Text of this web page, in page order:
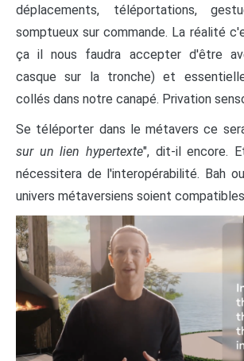
déplacements, téléportations,
somptueux sur commande. La réalité
ça il nous faudra accepter d'être
casque sur la tronche) et
collés dans notre canapé. Privation
Se téléporter dans le métavers ce
sur un lien hypertexte", dit-il encore.
nécessitera de l'interopérabilité. Bah
univers métaversiens soient